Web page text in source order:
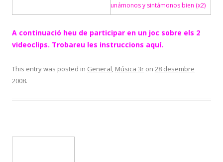
unámonos y sintámonos bien (x2)
A continuació heu de participar en un joc sobre els 2
videoclips. Trobareu les instruccions aquí.
This entry was posted in General, Música 3r on 28 desembre
2008.